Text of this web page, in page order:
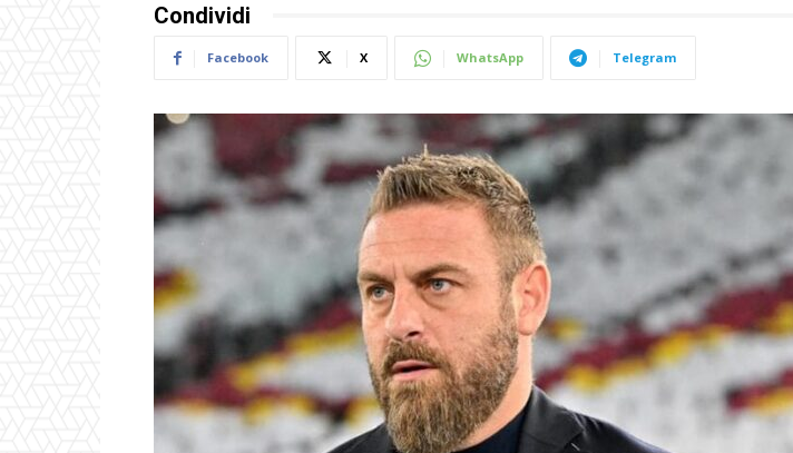
Condividi
Facebook X WhatsApp Telegram